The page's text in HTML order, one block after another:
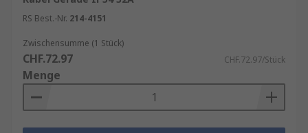
RS Best.-Nr. 214-4151
Zwischensumme (1 Stück)
CHF.72.97 CHF.72.97/Stück
Menge